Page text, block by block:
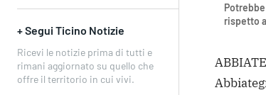
+ Segui Ticino Notizie
Ricevi le notizie prima di tutti e
rimani aggiornato su quello che
offre il territorio in cui vivi.
rispetto